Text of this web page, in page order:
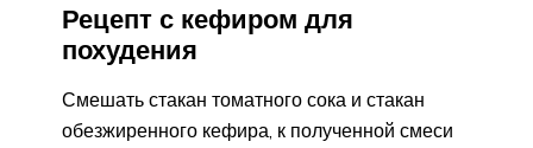
Рецепт с кефиром для
похудения
Смешать стакан томатного сока и стакан
обезжиренного кефира, к полученной смеси